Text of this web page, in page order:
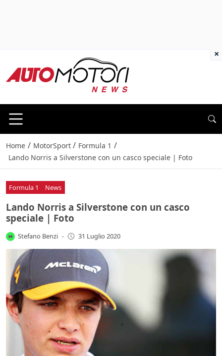
Home / MotorSport / Formula 1 /
Lando Norris a Silverstone con un casco speciale | Foto
Formula 1 News
Lando Norris a Silverstone con un casco
speciale | Foto
Stefano Benzi - 31 Luglio 2020
×